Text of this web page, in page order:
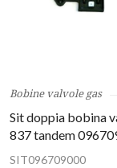
Bobine valvole gas
Sit doppia bobina
837 tandem
SIT096709000